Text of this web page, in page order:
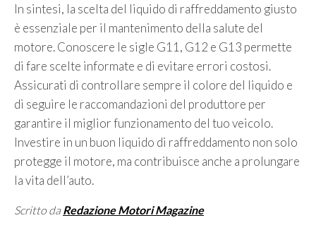
In sintesi, la scelta del liquido di raffreddamento giusto
è essenziale per il mantenimento della salute del
motore. Conoscere le sigle G11, G12 e G13 permette
di fare scelte informate e di evitare errori costosi.
Assicurati di controllare sempre il colore del liquido e
di seguire le raccomandazioni del produttore per
garantire il miglior funzionamento del tuo veicolo.
Investire in un buon liquido di raffreddamento non solo
protegge il motore, ma contribuisce anche a prolungare
la vita dell’auto.
Scritto da Redazione Motori Magazine